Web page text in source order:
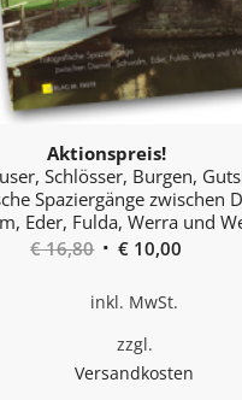
Aktionspreis!
Schlösser, Burgen,
Spaziergänge zwischen
Eder, Fulda, Werra und
€16,80 Ursprünglicher
war:
€ 16,80
€ 10,00
inkl. MwSt.
zzgl.
Versandkosten